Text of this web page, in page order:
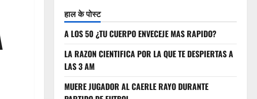
हाल के पोस्ट
A LOS 50 ¿TU CUERPO ENVECEJE MAS RAPIDO?
LA RAZON CIENTIFICA POR LA QUE TE DESPIERTAS A
LAS 3 AM
MUERE JUGADOR AL CAERLE RAYO DURANTE